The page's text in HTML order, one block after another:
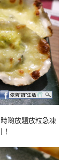
啲放題放粒急凍